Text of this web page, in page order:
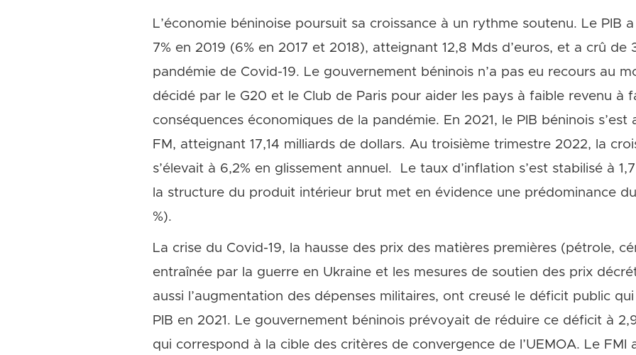
L’économie béninoise poursuit sa croissance à un rythme soutenu. Le PIB
7% en 2019 (6% en 2017 et 2018), atteignant 12,8 Mds d’euros, et a crû de
pandémie de Covid-19. Le gouvernement béninois n’a pas eu recours au
décidé par le G20 et le Club de Paris pour aider les pays à faible revenu à
conséquences économiques de la pandémie. En 2021, le PIB béninois s’est
FM, atteignant 17,14 milliards de dollars. Au troisième trimestre 2022, la
s’élevait à 6,2% en glissement annuel. Le taux d’inflation s’est stabilisé à
la structure du produit intérieur brut met en évidence une prédominance
%).
La crise du Covid-19, la hausse des prix des matières premières (pétrole,
entraînée par la guerre en Ukraine et les mesures de soutien des prix
aussi l’augmentation des dépenses militaires, ont creusé le déficit public
PIB en 2021. Le gouvernement béninois prévoyait de réduire ce déficit à
qui correspond à la cible des critères de convergence de l’UEMOA. Le FMI